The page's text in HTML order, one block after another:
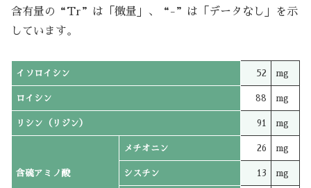
含有量の“Tr”は「微量」、“-”は「データなし」を示
しています。
イソロイシン 52 mg
ロイシン 88 mg
リシン（リジン） 91 mg
含硫アミノ酸
メチオニン 26 mg
シスチン 13 mg